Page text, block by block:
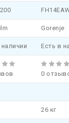
Gorenje
Есть в
0
26 кг